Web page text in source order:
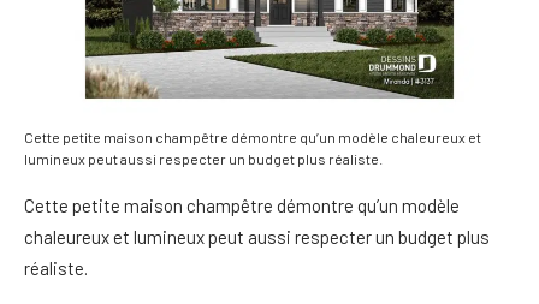
Cette petite maison champêtre démontre qu’un modèle chaleureux et
lumineux peut aussi respecter un budget plus réaliste.
Cette petite maison champêtre démontre qu’un modèle
chaleureux et lumineux peut aussi respecter un budget plus
réaliste.